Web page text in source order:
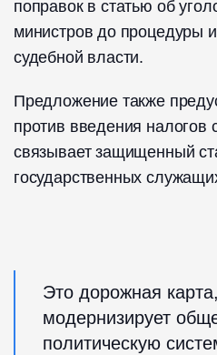
поправок в статью об
министров до процедуры
судебной власти.
Предложение также
против введения налогов
связывает защищенный
государственных
Это дорожная
модернизирует
политическую